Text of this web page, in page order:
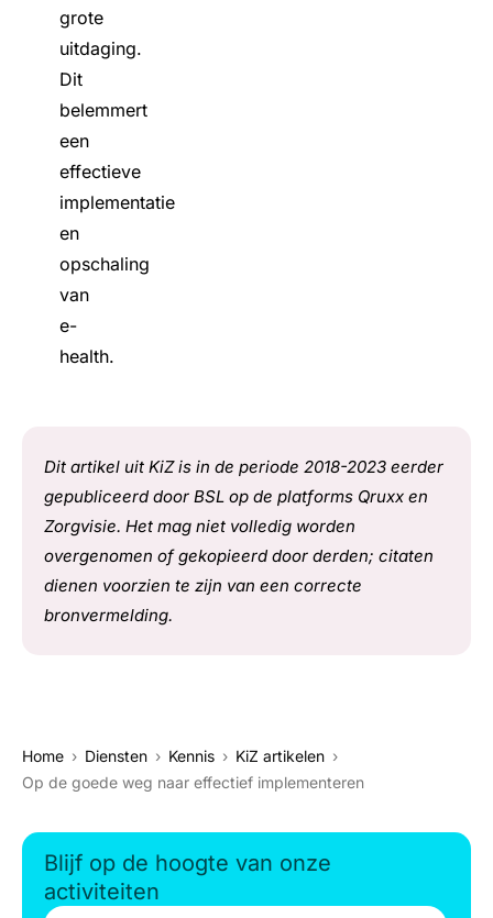
grote
uitdaging.
Dit
belemmert
een
effectieve
implementatie
en
opschaling
van
e-
health.
Dit artikel uit KiZ is in de periode 2018-2023 eerder
gepubliceerd door BSL op de platforms Qruxx en
Zorgvisie. Het mag niet volledig worden
overgenomen of gekopieerd door derden; citaten
dienen voorzien te zijn van een correcte
bronvermelding.
Home Diensten Kennis
KiZ artikelen
Op de goede weg naar effectief implementeren
Blijf op de hoogte van onze
activiteiten